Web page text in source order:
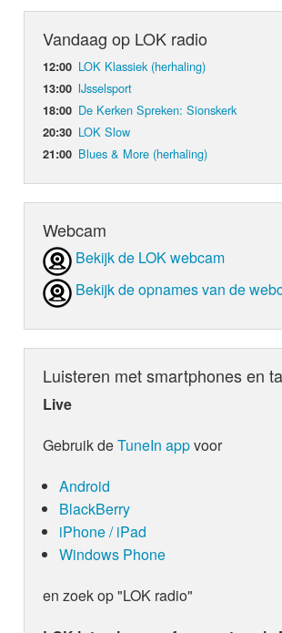
Vandaag op LOK radio
12:00 LOK Klassiek (herhaling)
13:00 IJsselsport
18:00 De Kerken Spreken: Sionskerk
20:30 LOK Slow
21:00 Blues & More (herhaling)
Webcam
Bekijk de LOK webcam
Bekijk de opnames van de
Luisteren met smartphones en
Live
Gebruik deTuneIn appvoor
Android
BlackBerry
iPhone / iPad
Windows Phone
en zoek op "LOK radio"